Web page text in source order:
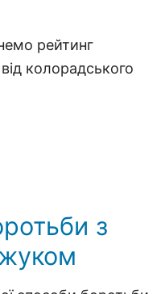
рейтинг
колорадського
з